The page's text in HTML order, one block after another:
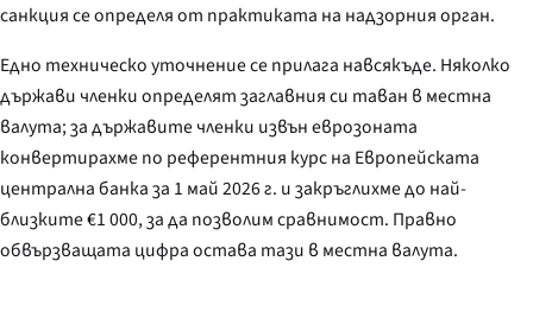
санкция се определя от практиката на надзорния орган.
Едно техническо уточнение се прилага навсякъде. Няколко
държави членки определят заглавния си таван в местна
валута; за държавите членки извън еврозоната
конвертирахме по референтния курс на Европейската
централна банка за 1 май 2026 г. и закръглихме до най-
близките €1 000, за да позволим сравнимост. Правно
обвързващата цифра остава тази в местна валута.